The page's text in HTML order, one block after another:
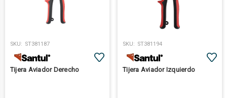
SKU: ST381187
Tijera Aviador Derecho
SKU: ST381194
Tijera Aviador Izquierdo